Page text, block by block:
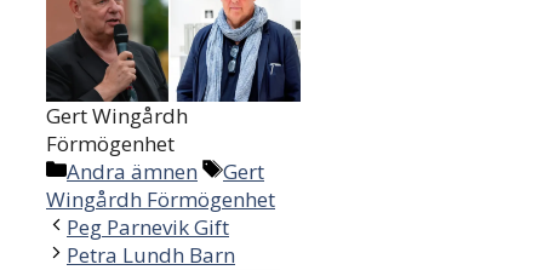
Gert Wingårdh
Förmögenhet
Categories
Andra ämnen Tags
Gert
Wingårdh Förmögenhet
Peg Parnevik Gift
Petra Lundh Barn